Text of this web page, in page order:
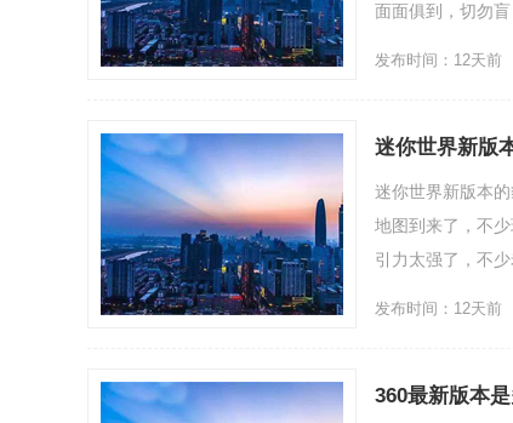
面面俱到，切勿
发布时间：12天前
迷你世界新版
迷你世界新版本
地图到来了，不
引力太强了，不
发布时间：12天前
360最新版本